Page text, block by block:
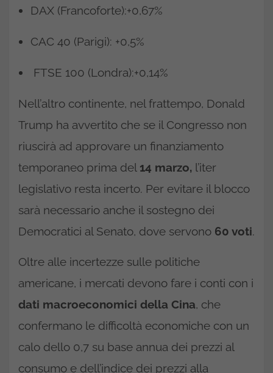
DAX (Francoforte):+0,67%
CAC 40 (Parigi): +0,5%
FTSE 100 (Londra):+0,14%
Nell’altro continente, nel frattempo, Donald
Trump ha avvertito che se il Congresso non
riuscirà ad approvare un finanziamento
temporaneo prima del 14 marzo, l’iter
legislativo resta incerto. Per evitare il blocco
sarà necessario anche il sostegno dei
Democratici al Senato, dove servono 60 voti.
Oltre alle incertezze sulle politiche
americane, i mercati devono fare i conti con i
dati macroeconomici della Cina, che
confermano le difficoltà economiche con un
calo dello 0,7 su base annua dei prezzi al
consumo e dell’indice dei prezzi alla